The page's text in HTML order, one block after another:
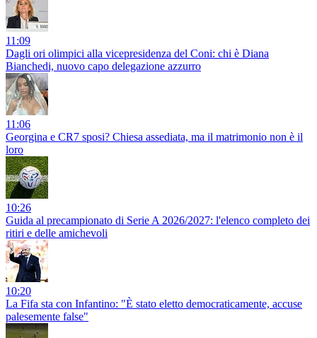
11:09
Dagli ori olimpici alla vicepresidenza del Coni: chi è Diana
Bianchedi, nuovo capo delegazione azzurro
11:06
Georgina e CR7 sposi? Chiesa assediata, ma il matrimonio non è il
loro
10:26
Guida al precampionato di Serie A 2026/2027: l'elenco completo dei
ritiri e delle amichevoli
10:20
La Fifa sta con Infantino: "È stato eletto democraticamente, accuse
palesemente false"